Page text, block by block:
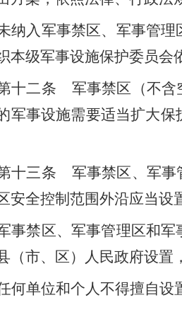
纳入军事禁区、军事管
本级军事设施保护委员
十二条
军事禁区（不含
军事设施需要适当扩大
十三条
军事禁区、军事
安全控制范围外沿应当设
事禁区、军事管理区和
（市、区）人民政府设置
何单位和个人不得擅自设